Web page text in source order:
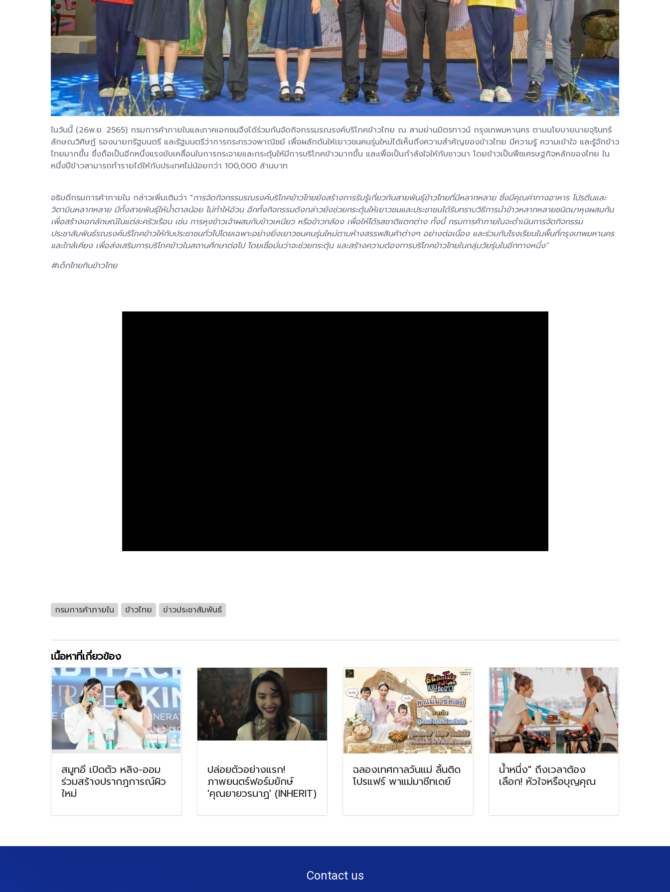
​ในวันนี้ (26พ.ย. 2565) กรมการค้าภายในและภาคเอกชนจึงได้ร่วมกันจัดกิจกรรมรณรงค์บริโภคข้าวไทย ณ สามย่านมิตรทาวน์ กรุงเทพมหานคร ตามนโยบายนายจุรินทร์
ลักษณวิศิษฏ์ รองนายกรัฐมนตรี และรัฐมนตรีว่าการกระทรวงพาณิชย์ เพื่อผลักดันให้เยาวชนคนรุ่นใหม่ได้เห็นถึงความสำคัญของข้าวไทย มีความรู้ ความเข้าใจ และรู้จักข้าว
ไทยมากขึ้น ซึ่งถือเป็นอีกหนึ่งแรงขับเคลื่อนในการกระจายและกระตุ้นให้มีการบริโภคข้าวมากขึ้น และเพื่อเป็นกำลังใจให้กับชาวนา โดยข้าวเป็นพืชเศรษฐกิจหลักของไทย ใน
หนึ่งปีข้าวสามารถทำรายได้ให้กับประเทศไม่น้อยกว่า 100,000 ล้านบาท
อธิบดีกรมการค้าภายใน กล่าวเพิ่มเติมว่า "การจัดกิจกรรมรณรงค์บริโภคข้าวไทยยังสร้างการรับรู้เกี่ยวกับสายพันธุ์ข้าวไทยที่มีหลากหลาย ซึ่งมีคุณค่าทางอาหาร โปรตีนและ
วิตามินหลากหลาย มีทั้งสายพันธุ์ให้น้ำตาลน้อย ไม่ทำให้อ้วน อีกทั้งกิจกรรมดังกล่าวยังช่วยกระตุ้นให้เยาวชนและประชาชนได้รับทราบวิธีการนำข้าวหลากหลายชนิดมาหุงผสมกัน
เพื่อสร้างเอกลักษณ์ในแต่ละครัวเรือน เช่น การหุงข้าวเจ้าผสมกับข้าวเหนียว หรือข้าวกล้อง เพื่อให้ได้รสชาติแตกต่าง ทั้งนี้ กรมการค้าภายในจะดำเนินการจัดกิจกรรม
ประชาสัมพันธ์รณรงค์บริโภคข้าวให้กับประชาชนทั่วไปโดยเฉพาะอย่างยิ่งเยาวชนคนรุ่นใหม่ตามห้างสรรพสินค้าต่างๆ อย่างต่อเนื่อง และร่วมกับโรงเรียนในพื้นที่กรุงเทพมหานคร
และใกล้เคียง เพื่อส่งเสริมการบริโภคข้าวในสถานศึกษาต่อไป โดยเชื่อมั่นว่าจะช่วยกระตุ้น และสร้างความต้องการบริโภคข้าวไทยในกลุ่มวัยรุ่นในอีกทางหนึ่ง"
#เด็กไทยกินข้าวไทย
กรมการค้าภายใน ข้าวไทย ข่าวประชาสัมพันธ์
เนื้อหาที่เกี่ยวข้อง
สมูทอี เปิดตัว หลิง-ออม
ร่วมสร้างปรากฎการณ์ผิว
ใหม่
ปล่อยตัวอย่างแรก!
ภาพยนตร์ฟอร์มยักษ์
'คุณยายวรนาฏ' (INHERIT)
ฉลองเทศกาลวันแม่ ลิ้นติด
โปรแฟร์ พาแม่มาชีทเดย์
น้ำหนึ่ง" ถึงเวลาต้อง
เลือก! หัวใจหรือบุญคุณ
Contact us